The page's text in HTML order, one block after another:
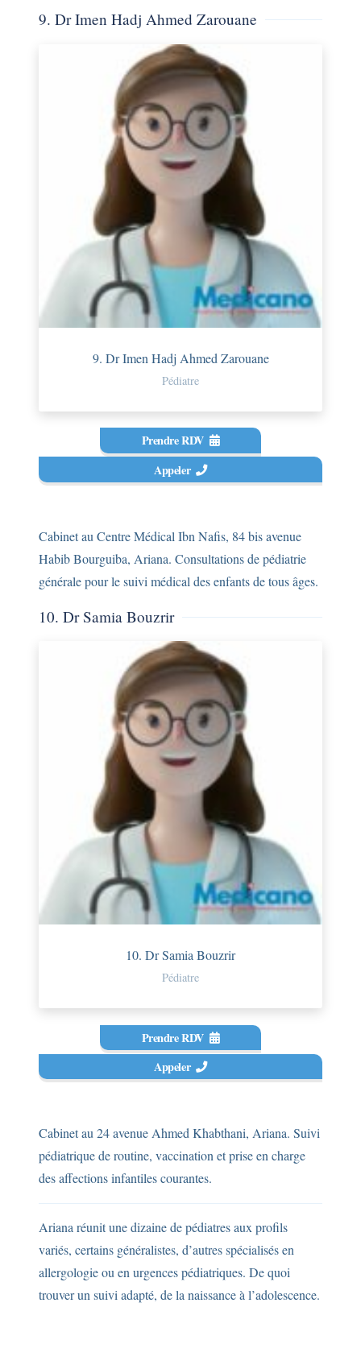
9. Dr Imen Hadj Ahmed Zarouane
9. Dr Imen Hadj Ahmed Zarouane
Pédiatre
Prendre RDV
Appeler
Cabinet au Centre Médical Ibn Nafis, 84 bis avenue
Habib Bourguiba, Ariana. Consultations de pédiatrie
générale pour le suivi médical des enfants de tous âges.
10. Dr Samia Bouzrir
10. Dr Samia Bouzrir
Pédiatre
Prendre RDV
Appeler
Cabinet au 24 avenue Ahmed Khabthani, Ariana. Suivi
pédiatrique de routine, vaccination et prise en charge
des affections infantiles courantes.
Ariana réunit une dizaine de pédiatres aux profils
variés, certains généralistes, d’autres spécialisés en
allergologie ou en urgences pédiatriques. De quoi
trouver un suivi adapté, de la naissance à l’adolescence.